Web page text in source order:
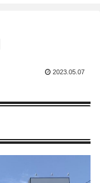
2023.05.07